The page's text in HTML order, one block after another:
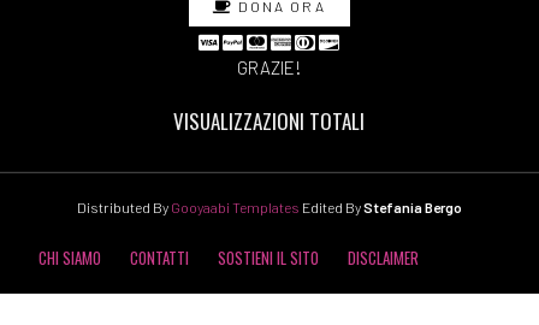
DONA ORA
GRAZIE!
VISUALIZZAZIONI TOTALI
Distributed By Gooyaabi Templates Edited ByStefania Bergo
CHI SIAMO CONTATTI SOSTIENI IL SITO DISCLAIMER